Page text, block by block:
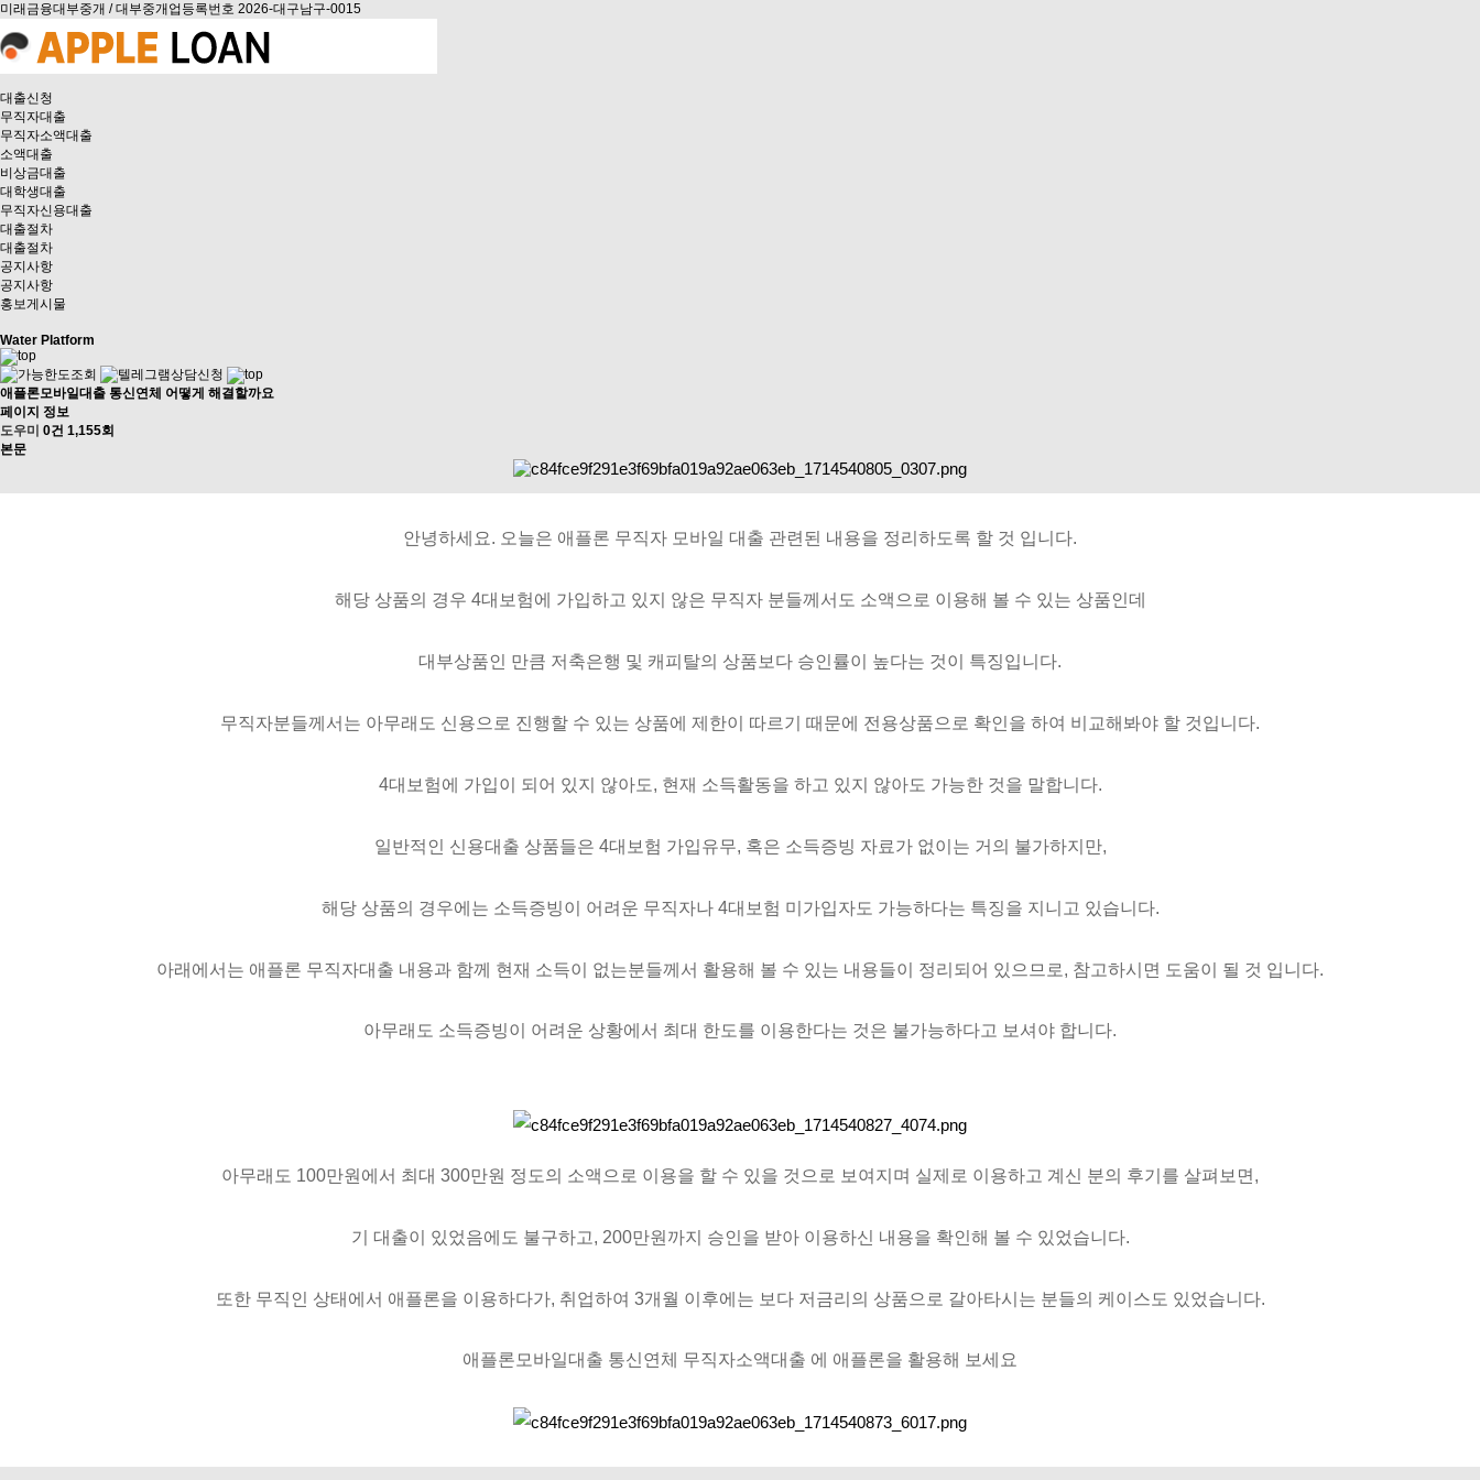
미래금융대부중개 / 대부중개업등록번호 2026-대구남구-0015
대출신청
무직자대출
무직자소액대출
소액대출
비상금대출
대학생대출
무직자신용대출
대출절차
대출절차
공지사항
공지사항
홍보게시물
Water Platform
애플론모바일대출 통신연체 어떻게 해결할까요
페이지 정보
도우미 0건 1,155회
본문
안녕하세요. 오늘은 애플론 무직자 모바일 대출 관련된 내용을 정리하도록 할 것 입니다.
해당 상품의 경우 4대보험에 가입하고 있지 않은 무직자 분들께서도 소액으로 이용해 볼 수 있는 상품인데
대부상품인 만큼 저축은행 및 캐피탈의 상품보다 승인률이 높다는 것이 특징입니다.
무직자분들께서는 아무래도 신용으로 진행할 수 있는 상품에 제한이 따르기 때문에 전용상품으로 확인을 하여 비교해봐야 할 것입니다.
4대보험에 가입이 되어 있지 않아도, 현재 소득활동을 하고 있지 않아도 가능한 것을 말합니다.
일반적인 신용대출 상품들은 4대보험 가입유무, 혹은 소득증빙 자료가 없이는 거의 불가하지만,
해당 상품의 경우에는 소득증빙이 어려운 무직자나 4대보험 미가입자도 가능하다는 특징을 지니고 있습니다.
아래에서는 애플론 무직자대출 내용과 함께 현재 소득이 없는분들께서 활용해 볼 수 있는 내용들이 정리되어 있으므로, 참고하시면 도움이 될 것 입니다.
아무래도 소득증빙이 어려운 상황에서 최대 한도를 이용한다는 것은 불가능하다고 보셔야 합니다.
아무래도 100만원에서 최대 300만원 정도의 소액으로 이용을 할 수 있을 것으로 보여지며 실제로 이용하고 계신 분의 후기를 살펴보면,
기 대출이 있었음에도 불구하고, 200만원까지 승인을 받아 이용하신 내용을 확인해 볼 수 있었습니다.
또한 무직인 상태에서 애플론을 이용하다가, 취업하여 3개월 이후에는 보다 저금리의 상품으로 갈아타시는 분들의 케이스도 있었습니다.
애플론모바일대출 통신연체 무직자소액대출 에 애플론을 활용해 보세요